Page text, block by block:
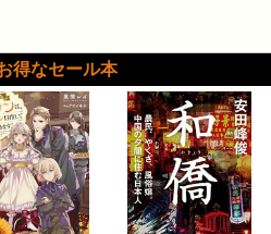
得なセール本